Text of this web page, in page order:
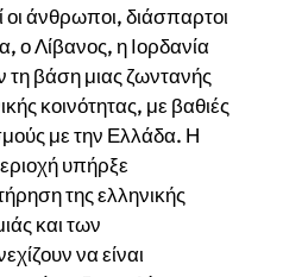
οι άνθρωποι, διάσπαρτοι
ο Λίβανος, η Ιορδανία
τη βάση μιας ζωντανής
κοινότητας, με βαθιές
με την Ελλάδα. Η
υπήρξε
της ελληνικής
και των
να είναι